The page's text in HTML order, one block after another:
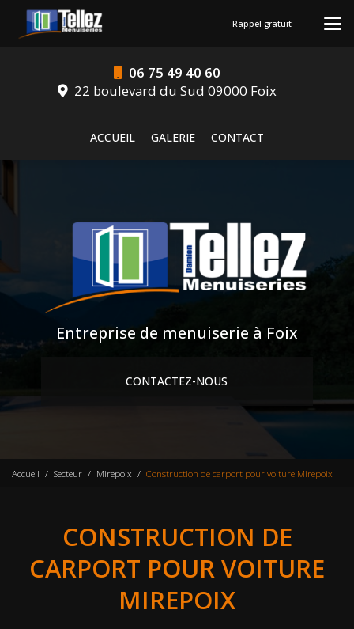
contenu
06 75 49 40 60
22 boulevard du Sud 09000 Foix
ACCUEIL
GALERIE CONTACT
Rappel gratuit
Entreprise de menuiserie à Foix
CONTACTEZ-NOUS
Accueil Secteur Mirepoix Construction de carport pour voiture Mirepoix
CONSTRUCTION DE
CARPORT POUR VOITURE
MIREPOIX